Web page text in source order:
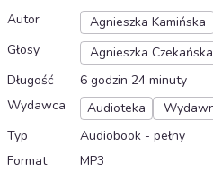
Autor
Agnieszka Kamińska
Głosy
Agnieszka Czekańska
Długość
6 godzin 24 minuty
Wydawca
Audioteka
Typ
Audiobook - pełny
Format
MP3